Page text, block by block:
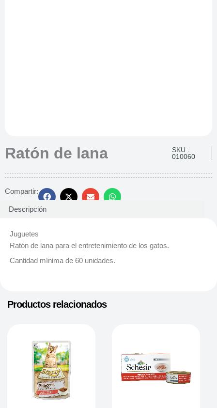
Ratón de lana
SKU :
010060
Compartir:
Descripción
Juguetes
Ratón de lana para el entretenimiento de los gatos.
Cantidad mínima de 60 unidades.
Productos relacionados